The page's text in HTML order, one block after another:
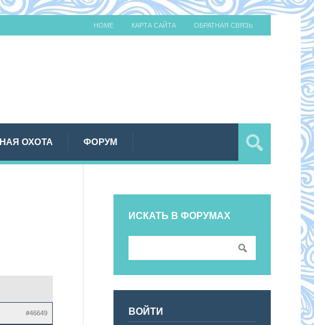
HOME КАРТА САЙТА ОБРАТНАЯ СВЯЗЬ
ОХОТА ФОРУМ
#46649
ИСКАТЬ В ФОРУМАХ
ВОЙТИ